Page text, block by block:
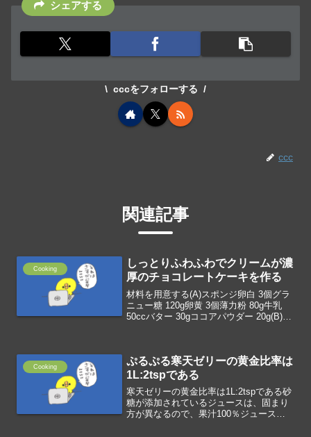
シェアする
cccをフォローする
ccc
関連記事
Cooking
しっとりふわふわでクリームが濃
厚のチョコレートケーキを作る
材料を用意する(A)スポンジ卵白 3個グラ
ニュー糖 120g卵黄 3個薄力粉 80g牛乳
50ccバター 30gココアパウダー 20g(B)ク
Cooking
ぷるぷる寒天ゼリーの黄金比率は
1L:2tspである
寒天ゼリーの黄金比率は1L:2tspである砂
糖が添加されているジュースは、固まり
方が異なるので、果汁100％ジュースを